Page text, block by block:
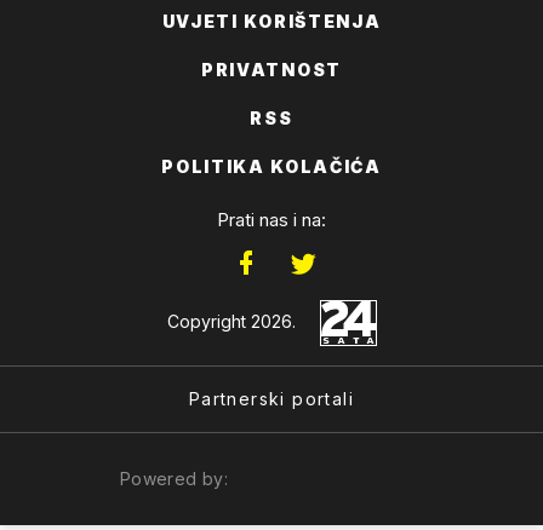
UVJETI KORIŠTENJA
PRIVATNOST
RSS
POLITIKA KOLAČIĆA
Prati nas i na:
Copyright 2026.
Partnerski portali
Powered by: